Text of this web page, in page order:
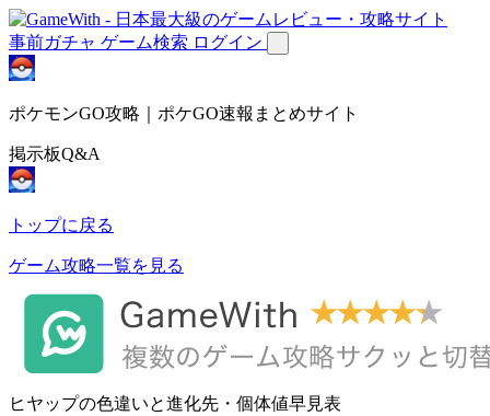
事前ガチャ ゲーム検索 ログイン
ポケモンGO攻略｜ポケGO速報まとめサイト
掲示板Q&A
トップに戻る
ゲーム攻略一覧を見る
ヒヤップの色違いと進化先・個体値早見表